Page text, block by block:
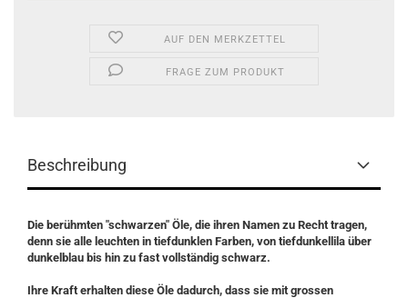
AUF DEN MERKZETTEL
FRAGE ZUM PRODUKT
Beschreibung
Die berühmten "schwarzen" Öle, die ihren Namen zu Recht tragen,
denn sie alle leuchten in tiefdunklen Farben, von tiefdunkellila über
dunkelblau bis hin zu fast vollständig schwarz.
Ihre Kraft erhalten diese Öle dadurch, dass sie mit grossen